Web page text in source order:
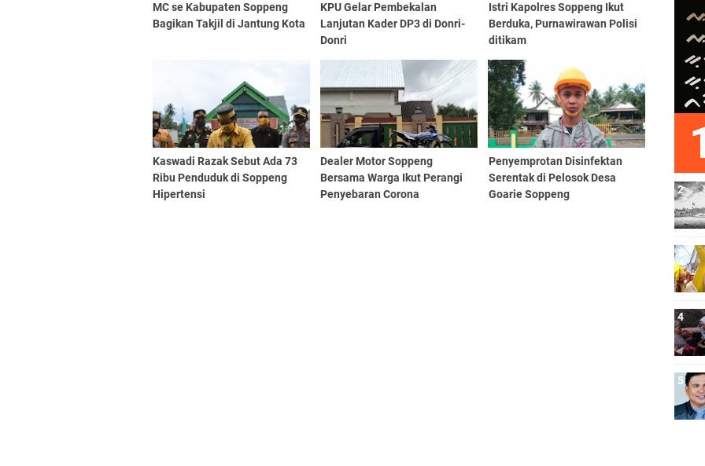
MC se Kabupaten Soppeng
Bagikan Takjil di Jantung Kota
KPU Gelar Pembekalan
Lanjutan Kader DP3 di Donri-
Donri
Istri Kapolres Soppeng Ikut
Berduka, Purnawirawan Polisi
ditikam
Kaswadi Razak Sebut Ada 73
Ribu Penduduk di Soppeng
Hipertensi
Dealer Motor Soppeng
Bersama Warga Ikut Perangi
Penyebaran Corona
Penyemprotan Disinfektan
Serentak di Pelosok Desa
Goarie Soppeng